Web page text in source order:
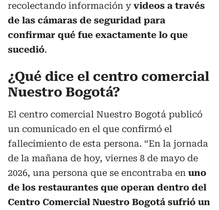
recolectando información yvideos a través
de las cámaras de seguridad para
confirmar qué fue exactamente lo que
sucedió.
¿Qué dice el centro comercial
Nuestro Bogotá?
El centro comercial Nuestro Bogotá publicó
un comunicado en el que confirmó el
fallecimiento de esta persona. “En la jornada
de la mañana de hoy, viernes 8 de mayo de
2026, una persona que se encontraba en uno
de los restaurantes que operan dentro del
Centro Comercial Nuestro Bogotá sufrió un